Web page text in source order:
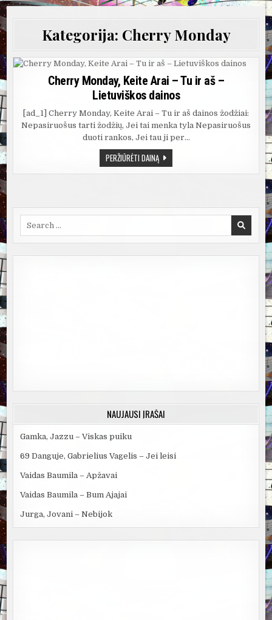
Kategorija: Cherry Monday
Cherry Monday, Keite Arai – Tu ir aš –
Lietuviškos dainos
[ad_1] Cherry Monday, Keite Arai – Tu ir aš dainos žodžiai:
Nepasiruošus tarti žodžių, Jei tai menka tyla Nepasiruošus
duoti rankos, Jei tau ji per…
PERŽIŪRĖTI DAINĄCHERRY
MONDAY,
KEITE
AŠ
DAINOS
NAUJAUSI ĮRAŠAI
Gamka, Jazzu – Viskas puiku
69 Danguje, Gabrielius Vagelis – Jei leisi
Vaidas Baumila – Apžavai
Vaidas Baumila – Bum Ajajai
Jurga, Jovani – Nebijok